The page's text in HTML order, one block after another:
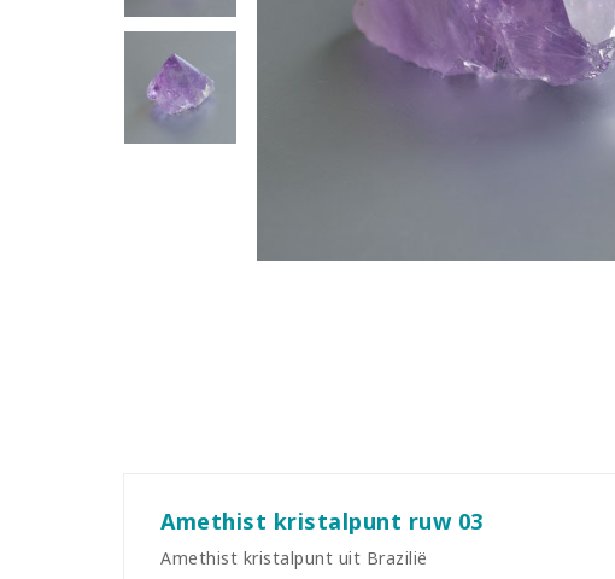
Amethist kristalpunt ruw 03
Amethist kristalpunt uit Brazilië